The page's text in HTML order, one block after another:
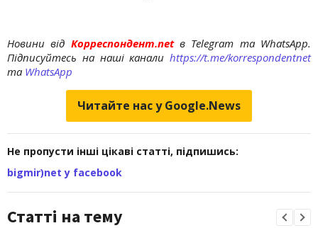
Новини від Корреспондент.netв Telegram та WhatsApp.
Підписуйтесь на наші канали https://t.me/korrespondentnet
та WhatsApp
Читайте нас у Google.News
Не пропусти інші цікаві статті, підпишись:
bigmir)net у facebook
Статті на тему